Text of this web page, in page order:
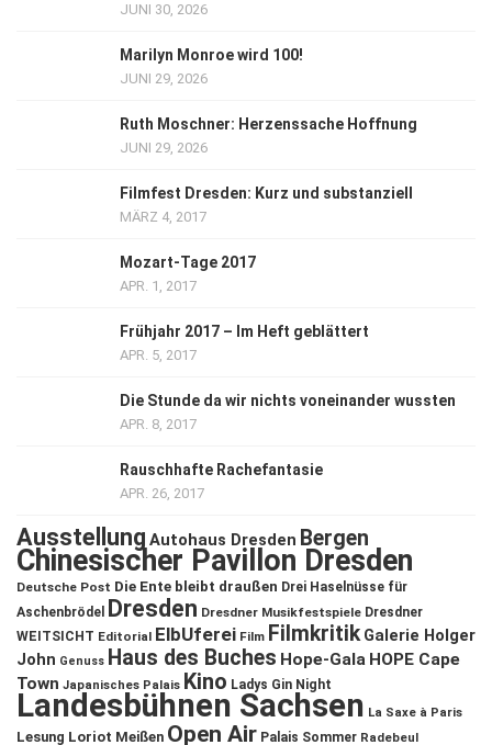
JUNI 30, 2026
Marilyn Monroe wird 100!
JUNI 29, 2026
Ruth Moschner: Herzenssache Hoffnung
JUNI 29, 2026
Filmfest Dresden: Kurz und substanziell
MÄRZ 4, 2017
Mozart-Tage 2017
APR. 1, 2017
Frühjahr 2017 – Im Heft geblättert
APR. 5, 2017
Die Stunde da wir nichts voneinander wussten
APR. 8, 2017
Rauschhafte Rachefantasie
APR. 26, 2017
Ausstellung Autohaus Dresden Bergen
Chinesischer Pavillon Dresden
Deutsche Post Die Ente bleibt draußen Drei Haselnüsse für
Aschenbrödel
Dresden Dresdner Musikfestspiele Dresdner
WEITSICHT Editorial ElbUferei Film Filmkritik Galerie Holger
John Genuss Haus des Buches Hope-Gala HOPE Cape
Town Japanisches Palais Kino Ladys Gin Night
Landesbühnen Sachsen La Saxe à Paris
Lesung Loriot Meißen Open Air Palais Sommer Radebeul